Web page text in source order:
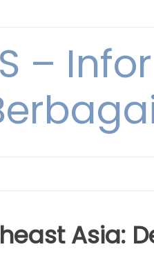
–
Asia: